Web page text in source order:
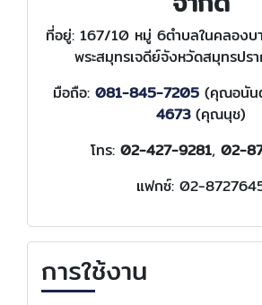
ที่อยู่: 167/10 หมู่ 6ตำบลในคลองบ
พระสมุทรเจดีย์จังหวัดสมุทรปร
มือถือ: 081-845-7205 (คุณอนัน
4673 (คุณนุช)
โทร: 02-427-9281, 02-
แฟกซ์: 02-
การใช้งาน